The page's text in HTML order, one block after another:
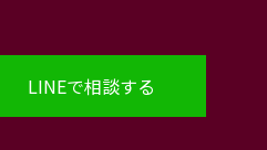
LINEで相談する